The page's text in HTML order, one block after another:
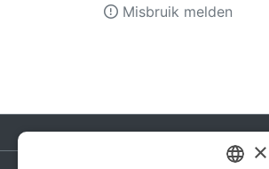
Misbruik melden
×